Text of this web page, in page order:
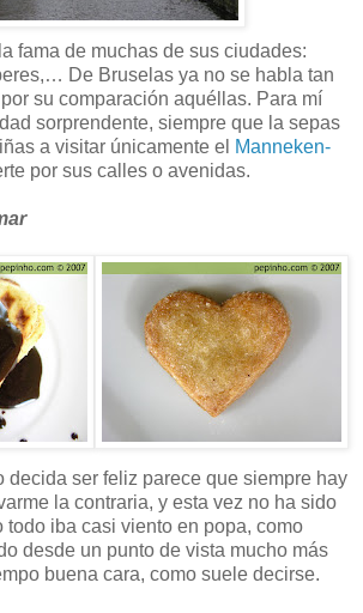
fama de muchas de sus ciudades:
De Bruselas ya no se habla tan
su comparación aquéllas. Para mí
sorprendente, siempre que la sepas
a visitar únicamente el Manneken-
por sus calles o avenidas.
decida ser feliz parece que siempre hay
la contraria, y esta vez no ha sido
todo iba casi viento en popa, como
desde un punto de vista mucho más
buena cara, como suele decirse.